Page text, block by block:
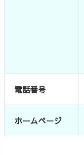
電話番号
ホームページ